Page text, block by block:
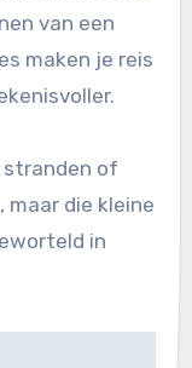
van een
maken je reis
of
die kleine
in